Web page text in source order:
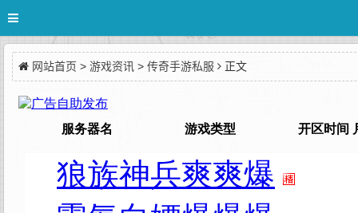
网站首页 > 游戏资讯 > 传奇手游私服 正文